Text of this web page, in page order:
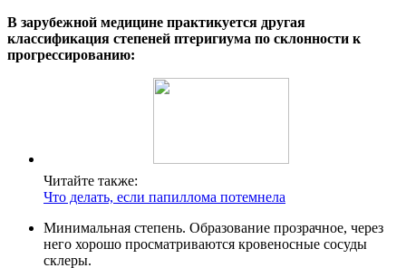
В зарубежной медицине практикуется другая
классификация степеней птеригиума по склонности к
прогрессированию:
Читайте также:
Что делать, если папиллома потемнела
Минимальная степень. Образование прозрачное, через
него хорошо просматриваются кровеносные сосуды
склеры.